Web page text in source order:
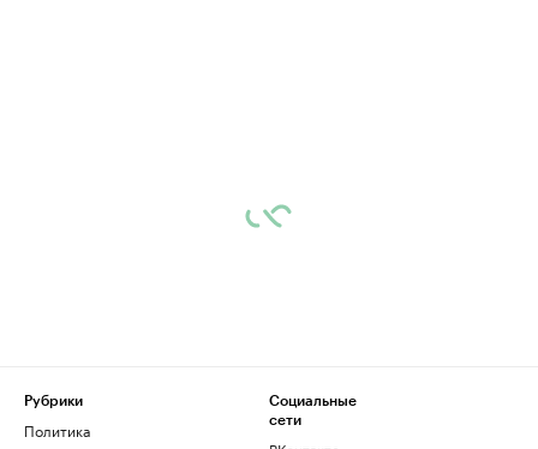
Рубрики
Политика
Социальные
сети